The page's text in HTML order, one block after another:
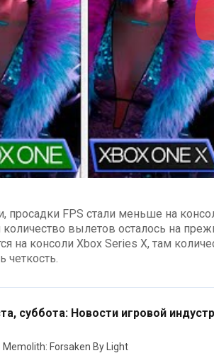
просадки FPS стали меньше на
количество вылетов осталось на
на консоли Xbox Series X, там
четкость.
суббота: Новости игровой
Forsaken By Light